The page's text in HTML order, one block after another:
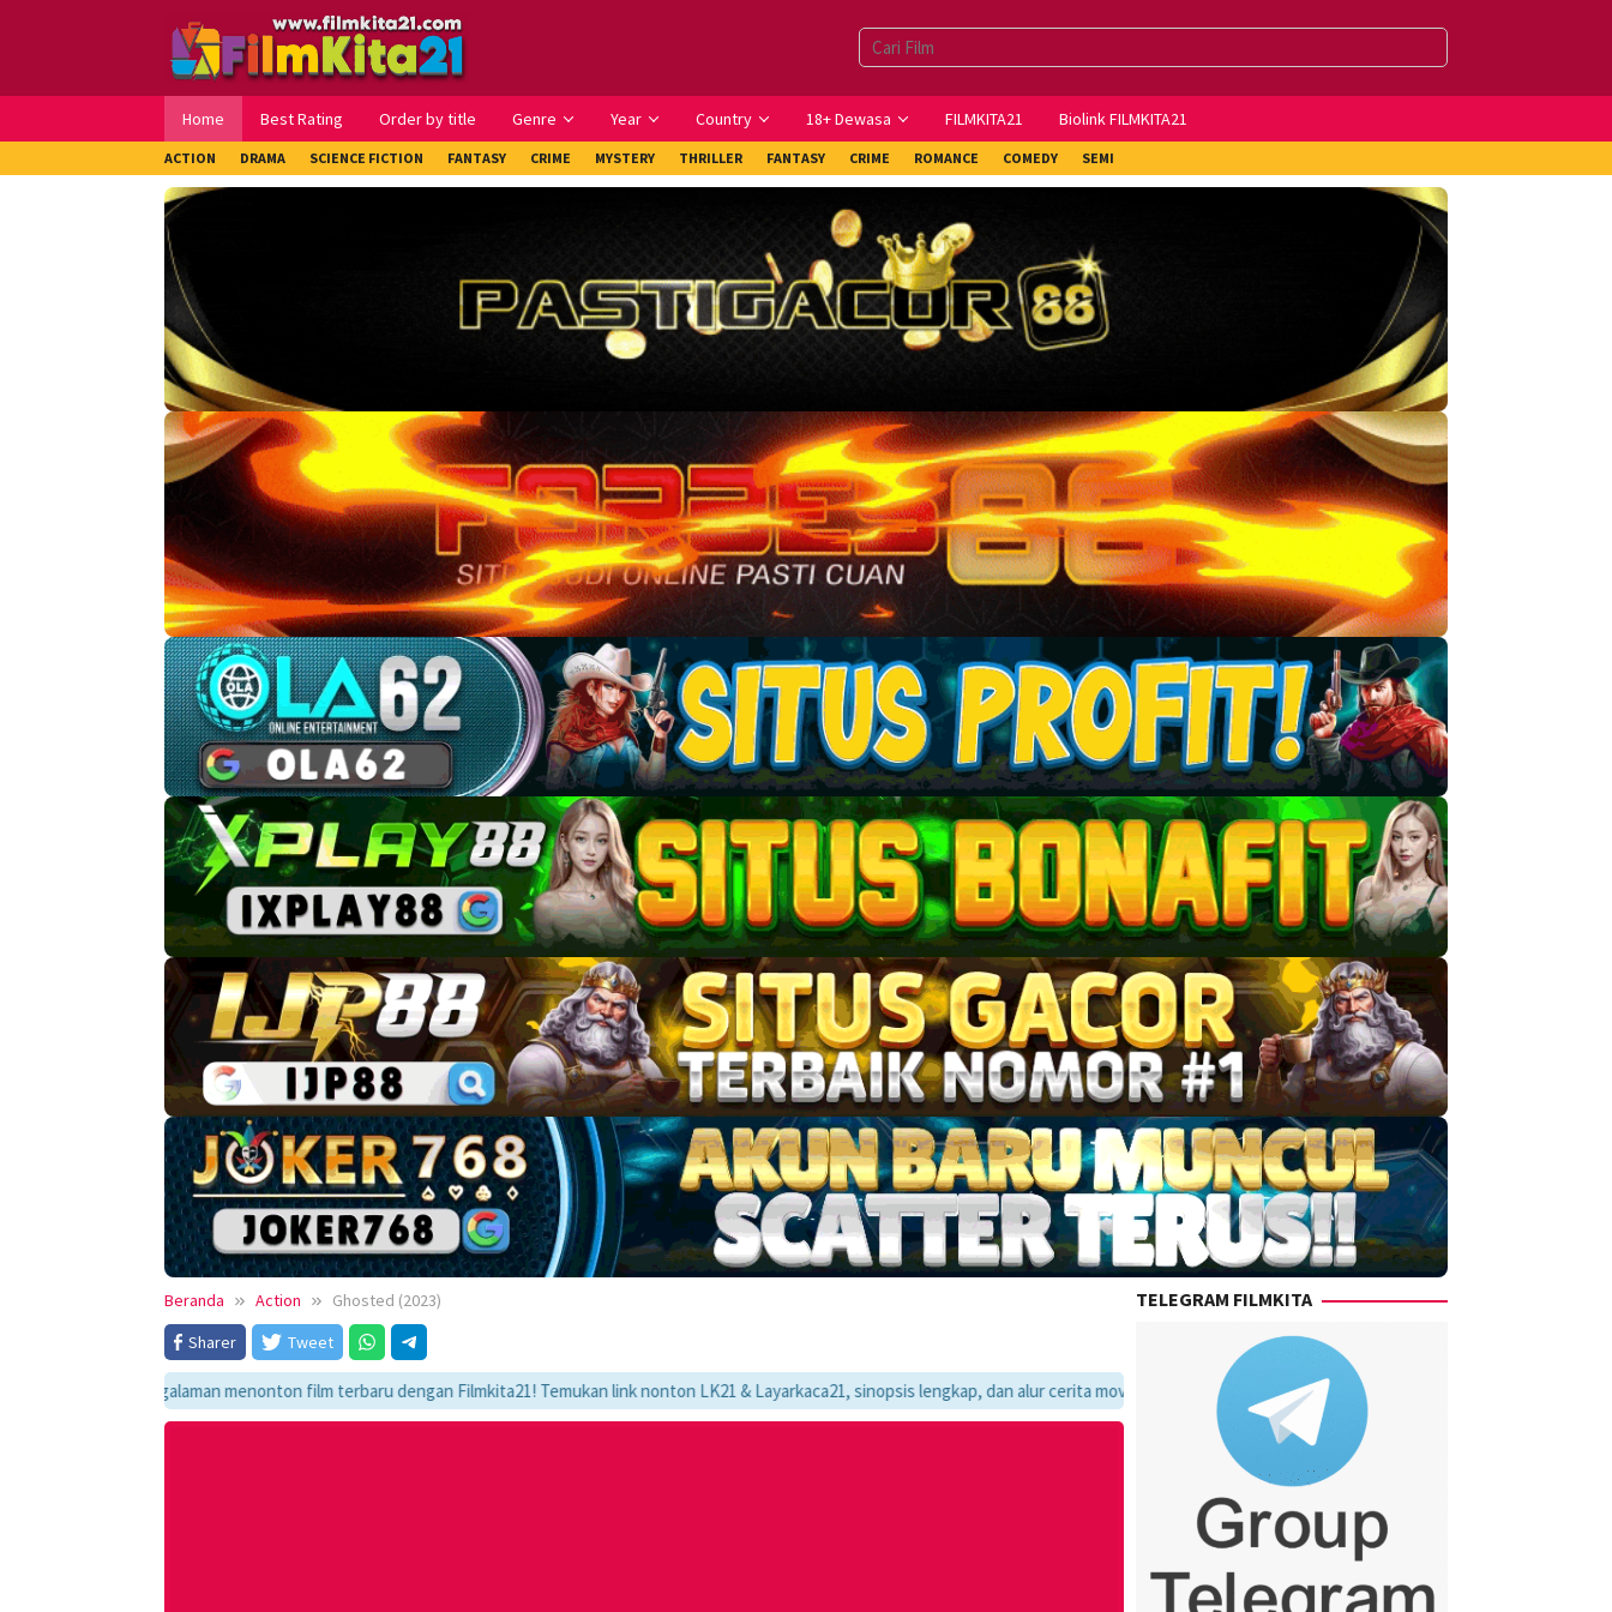
Home Best Rating Order by title Genre Year Country 18+ Dewasa FILMKITA21 Biolink FILMKITA21
ACTION DRAMA SCIENCE FICTION FANTASY CRIME MYSTERY THRILLER FANTASY CRIME ROMANCE COMEDY SEMI
Beranda Action
Ghosted (2023)
Sharer
Tweet
pengalaman menonton film terbaru dengan Filmkita21! Temukan link nonton LK21 & Layarkaca21, sinopsis lengkap, dan alur cerita movie favoritmu dalam satu tempat yang praktis dan update setiap hari.
TELEGRAM FILMKITA